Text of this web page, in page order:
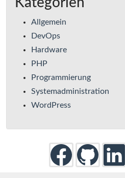
Allgemein
DevOps
Hardware
PHP
Programmierung
Systemadministration
WordPress